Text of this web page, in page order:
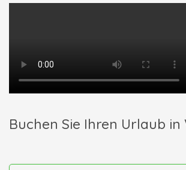
Buchen Sie Ihren Urlaub in